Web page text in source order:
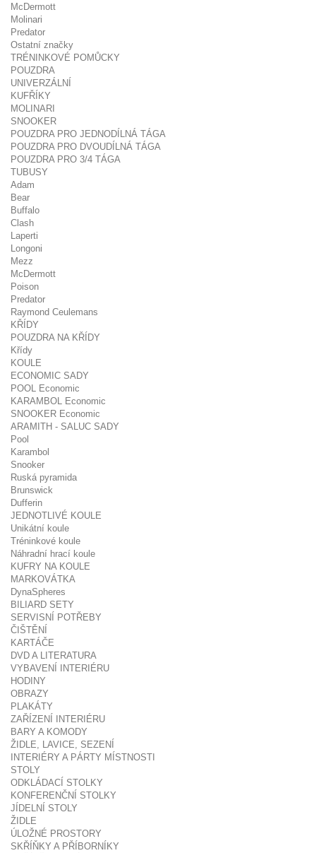
McDermott
Molinari
Predator
Ostatní značky
TRÉNINKOVÉ POMŮCKY
POUZDRA
UNIVERZÁLNÍ
KUFŘÍKY
MOLINARI
SNOOKER
POUZDRA PRO JEDNODÍLNÁ TÁGA
POUZDRA PRO DVOUDÍLNÁ TÁGA
POUZDRA PRO 3/4 TÁGA
TUBUSY
Adam
Bear
Buffalo
Clash
Laperti
Longoni
Mezz
McDermott
Poison
Predator
Raymond Ceulemans
KŘÍDY
POUZDRA NA KŘÍDY
Křídy
KOULE
ECONOMIC SADY
POOL Economic
KARAMBOL Economic
SNOOKER Economic
ARAMITH - SALUC SADY
Pool
Karambol
Snooker
Ruská pyramida
Brunswick
Dufferin
JEDNOTLIVÉ KOULE
Unikátní koule
Tréninkové koule
Náhradní hrací koule
KUFRY NA KOULE
MARKOVÁTKA
DynaSpheres
BILIARD SETY
SERVISNÍ POTŘEBY
ČIŠTĚNÍ
KARTÁČE
DVD A LITERATURA
VYBAVENÍ INTERIÉRU
HODINY
OBRAZY
PLAKÁTY
ZAŘÍZENÍ INTERIÉRU
BARY A KOMODY
ŽIDLE, LAVICE, SEZENÍ
INTERIÉRY A PÁRTY MÍSTNOSTI
STOLY
ODKLÁDACÍ STOLKY
KONFERENČNÍ STOLKY
JÍDELNÍ STOLY
ŽIDLE
ÚLOŽNÉ PROSTORY
SKŘÍŇKY A PŘÍBORNÍKY